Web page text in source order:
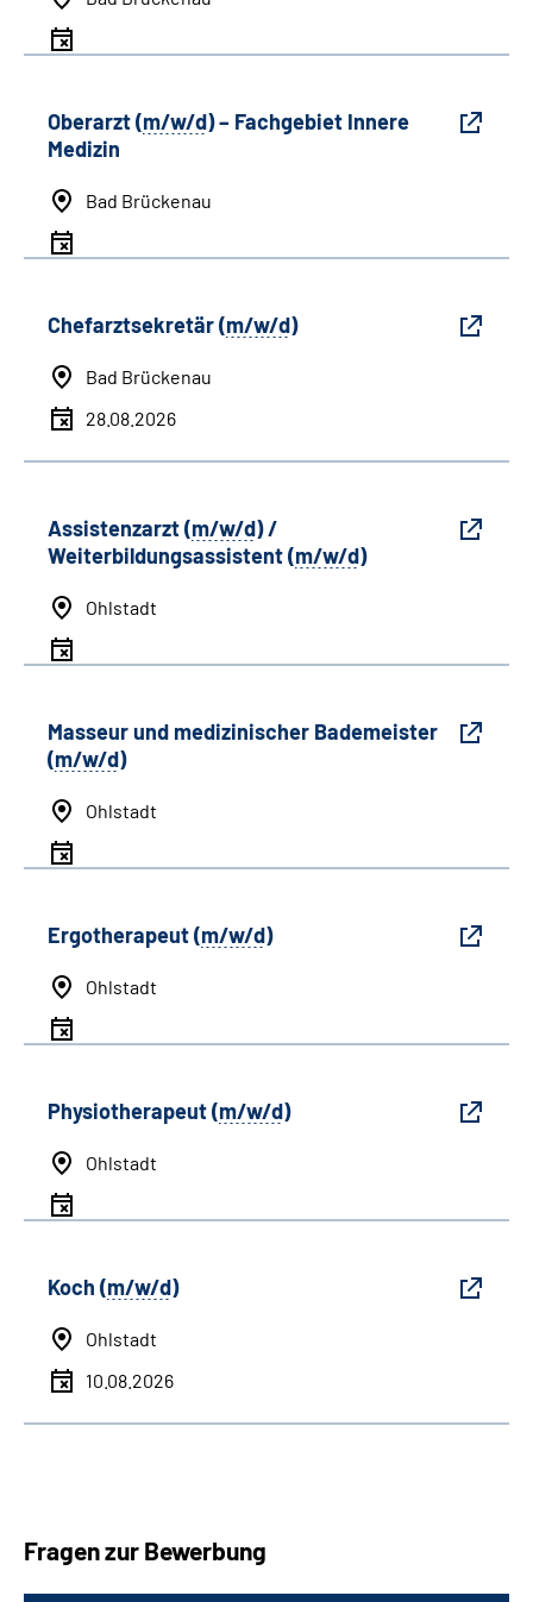
Oberarzt (m/w/d) – Fachgebiet Innere
Medizin
Bad Brückenau
Chefarztsekretär (m/w/d)
Bad Brückenau
28.08.2026
Assistenzarzt (m/w/d) /
Weiterbildungsassistent (m/w/d)
Ohlstadt
Masseur und medizinischer Bademeister
(m/w/d)
Ohlstadt
Ergotherapeut (m/w/d)
Ohlstadt
Physiotherapeut (m/w/d)
Ohlstadt
Koch (m/w/d)
Ohlstadt
10.08.2026
Fragen zur Bewerbung